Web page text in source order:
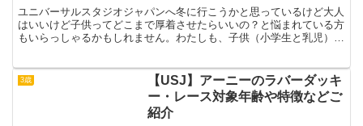
ユニバーサルスタジオジャパンへ冬に行こうかと思っているけど大人
はいいけど子供ってどこまで厚着させたらいいの？と悩まれている方
もいらっしゃるかもしれません。わたしも、子供（小学生と乳児）を
3歳
【USJ】アーニーのラバーダッキ
ー・レース対象年齢や特徴などご
紹介